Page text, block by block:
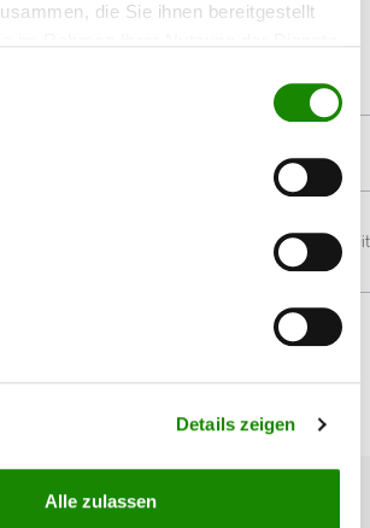
die Sie ihnen bereitgestellt
Details zeigen
Alle zulassen
kann zu spröder oder rissiger Haut führen.
H226: Flüssigkeit
Kann Schläfrigkeit und Benommenheit verursachen.